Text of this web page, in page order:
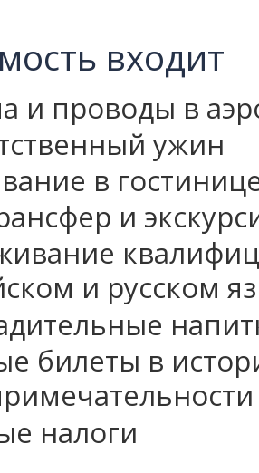
входит
и проводы в
ужин
в
и
и русском
билеты в
налоги